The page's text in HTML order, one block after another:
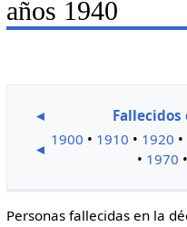
años 1940
◄ Fallecidos
◄
1900 • 1910 • 1920 •
• 1970 •
Personas fallecidas en la